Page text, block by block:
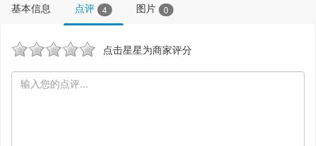
基本信息 点评 4 图片 0
点击星星为商家评分